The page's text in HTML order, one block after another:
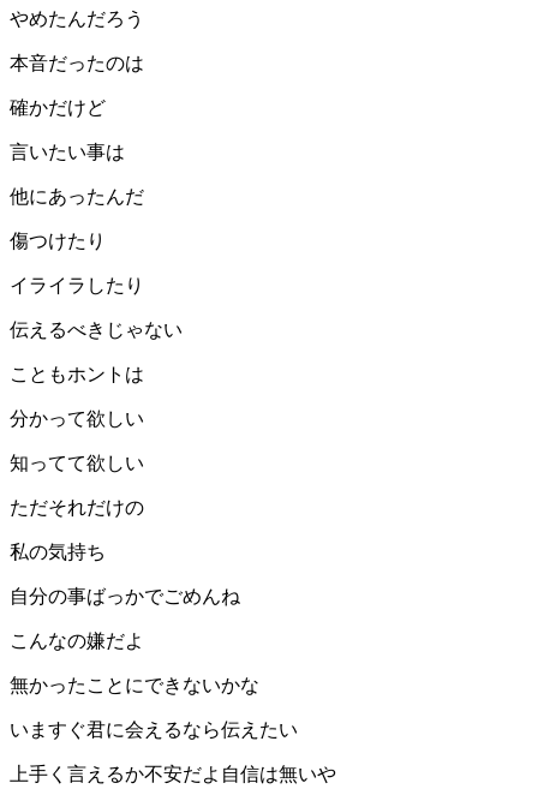
やめたんだろう
本音だったのは
確かだけど
言いたい事は
他にあったんだ
傷つけたり
イライラしたり
伝えるべきじゃない
こともホントは
分かって欲しい
知ってて欲しい
ただそれだけの
私の気持ち
自分の事ばっかでごめんね
こんなの嫌だよ
無かったことにできないかな
いますぐ君に会えるなら伝えたい
上手く言えるか不安だよ自信は無いや